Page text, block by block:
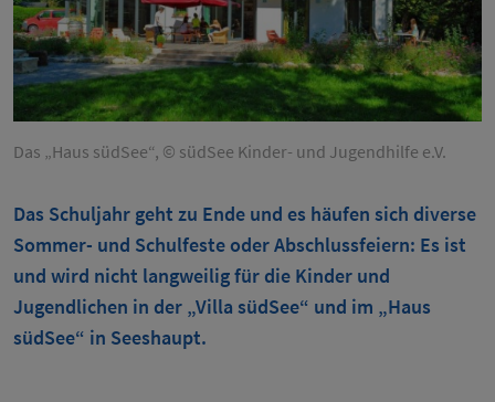
Das „Haus südSee“, © südSee Kinder- und Jugendhilfe e.V.
Das Schuljahr geht zu Ende und es häufen sich diverse
Sommer- und Schulfeste oder Abschlussfeiern: Es ist
und wird nicht langweilig für die Kinder und
Jugendlichen in der „Villa südSee“ und im „Haus
südSee“ in Seeshaupt.